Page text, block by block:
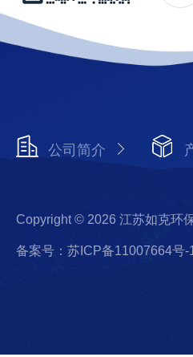
公司简介
Copyright © 2026 江苏如克环
备案号：苏ICP备11007664号-